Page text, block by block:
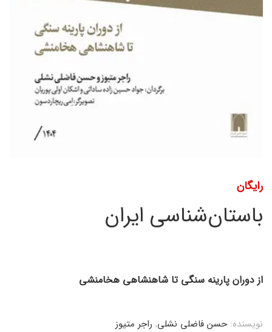
رایگان
باستان‌شناسی ایران
از دوران پارینه سنگی تا شاهنشاهی هخامنشی
نویسنده: حسن فاضلی نشلی, راجر متیوز